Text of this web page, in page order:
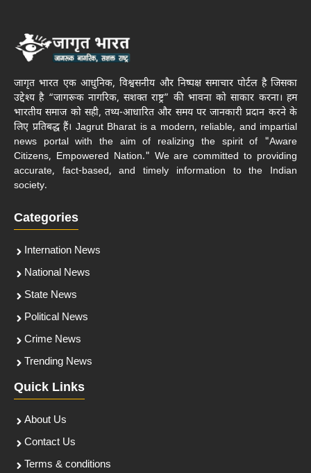
जागृत भारत एक आधुनिक, विश्वसनीय और निष्पक्ष समाचार पोर्टल है जिसका
उद्देश्य है “जागरूक नागरिक, सशक्त राष्ट्र” की भावना को साकार करना। हम
भारतीय समाज को सही, तथ्य-आधारित और समय पर जानकारी प्रदान करने के
लिए प्रतिबद्ध हैं। Jagrut Bharat is a modern, reliable, and impartial
news portal with the aim of realizing the spirit of "Aware
Citizens, Empowered Nation." We are committed to providing
accurate, fact-based, and timely information to the Indian
society.
Categories
Internation News
National News
State News
Political News
Crime News
Trending News
Quick Links
About Us
Contact Us
Terms & conditions